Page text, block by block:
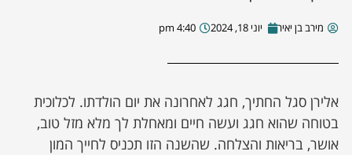
מירב בן יאיר יוני 18, 2024 4:40 pm
אלירן סגל החתיך, חגג לאחרונה את יום הולדתו. לכלוכית
בטוחה שהוא חגג ועשה חיים ומאחלת לך מלא מזל טוב,
אושר, בריאות והצלחה. שהשנה הזו תכניס לחייך המון